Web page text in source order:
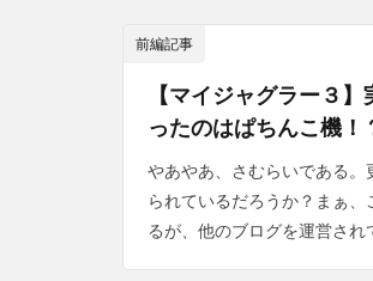
前編記事
【マイジャグラー３
ったのはぱちんこ機！
やあやあ、さむらいである
られているだろうか？まぁ
るが、他のブログを運営さ